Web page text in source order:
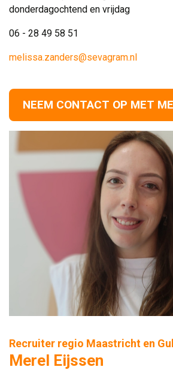
donderdagochtend en vrijdag
06 - 28 49 58 51
melissa.zanders@sevagram.nl
NEEM CONTACT OP MET
Recruiter regio Maastricht en
Merel Eijssen